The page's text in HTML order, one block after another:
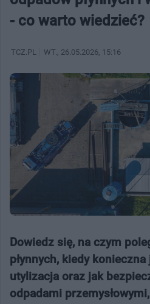
- co warto wiedzieć?
TCZ.PL WT. , 26.05.2026, 15:16
Dowiedz się, na czym
płynnych, kiedy
utylizacja oraz jak
odpadami